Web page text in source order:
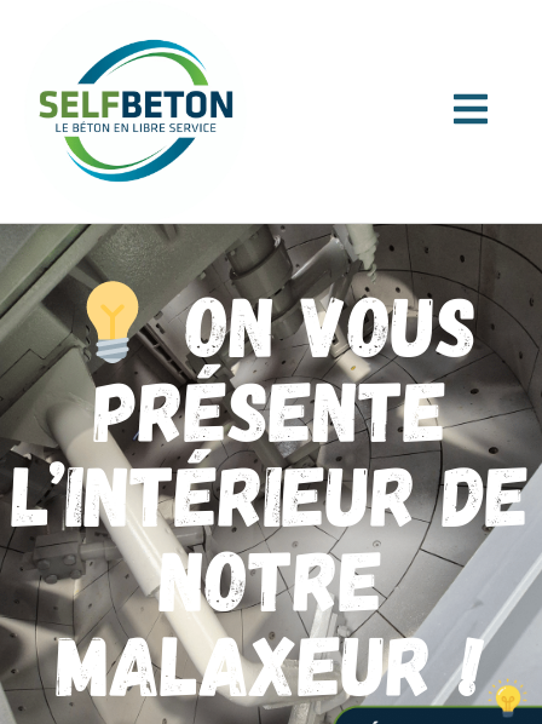
ON VOUS
PRÉSENTE
L’INTÉRIEUR DE
NOTRE
MALAXEUR !